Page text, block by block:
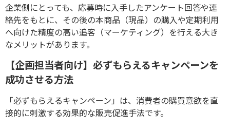
企業側にとっても、応募時に入手したアンケート回答や連
絡先をもとに、その後の本商品（現品）の購入や定期利用
へ向けた精度の高い追客（マーケティング）を行える大き
なメリットがあります。
【企画担当者向け】必ずもらえるキャンペーンを
成功させる方法
「必ずもらえるキャンペーン」は、消費者の購買意欲を直
接的に刺激する効果的な販売促進手法です。